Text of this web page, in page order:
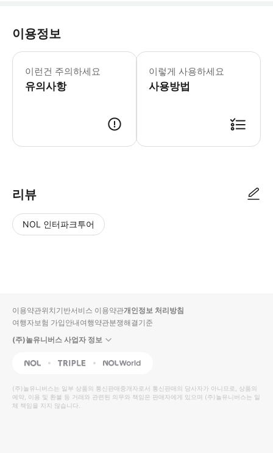
이용정보
이런건 주의하세요
유의사항
예약 신청 후, 담당자가 확인하여 예
이렇게 사용하세요
사용방법
리뷰
NOL 인터파크투어
입니
다.
높
은
순
동
영
상
순
상
이용약관위치기반서비스 이용약관개인정보 처리방침
여행자보험 가입안내여행약관분쟁해결기준
(주)놀유니버스 사업자 정보
NOL Triple Interpark Global
(주)놀유니버스는 일부 상품의 통신판매중개자로서 통신판매의 당사자가 아니므로, 상품의
예약, 이용 및 환불 등 거래와 관련된 의무와 책임은 판매자에게 있으며 (주)놀유니버스는 일
체 책임을 지지 않습니다.